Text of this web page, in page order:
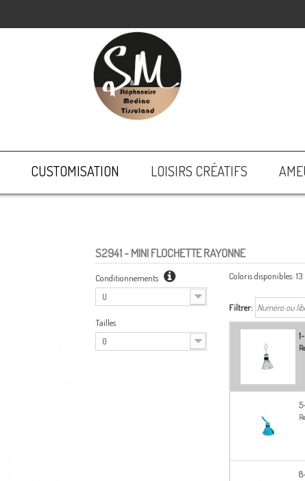
CUSTOMISATION LOISIRS CRÉATIFS
S2941- MINI FLOCHETTE RAYONNE
Conditionnements
U
Tailles
0
Coloris disponibles: 13
Filtrer: